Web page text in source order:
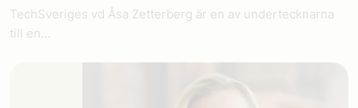
TechSveriges vd Åsa Zetterberg är en av undertecknarna
till en...